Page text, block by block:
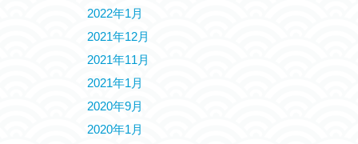
2022年1月
2021年12月
2021年11月
2021年1月
2020年9月
2020年1月